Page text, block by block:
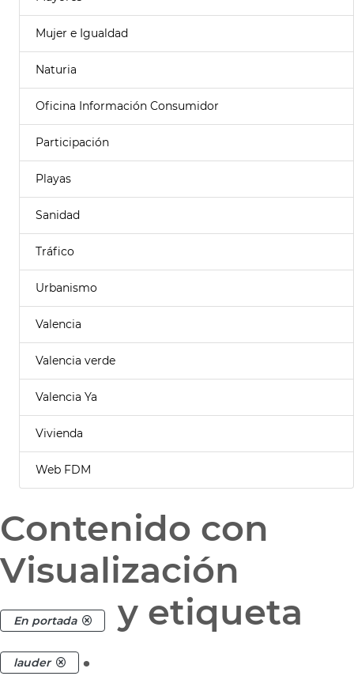
Mujer e Igualdad
Naturia
Oficina Información Consumidor
Participación
Playas
Sanidad
Tráfico
Urbanismo
Valencia
Valencia verde
Valencia Ya
Vivienda
Web FDM
Contenido con
Visualización
En portada y etiqueta
lauder .